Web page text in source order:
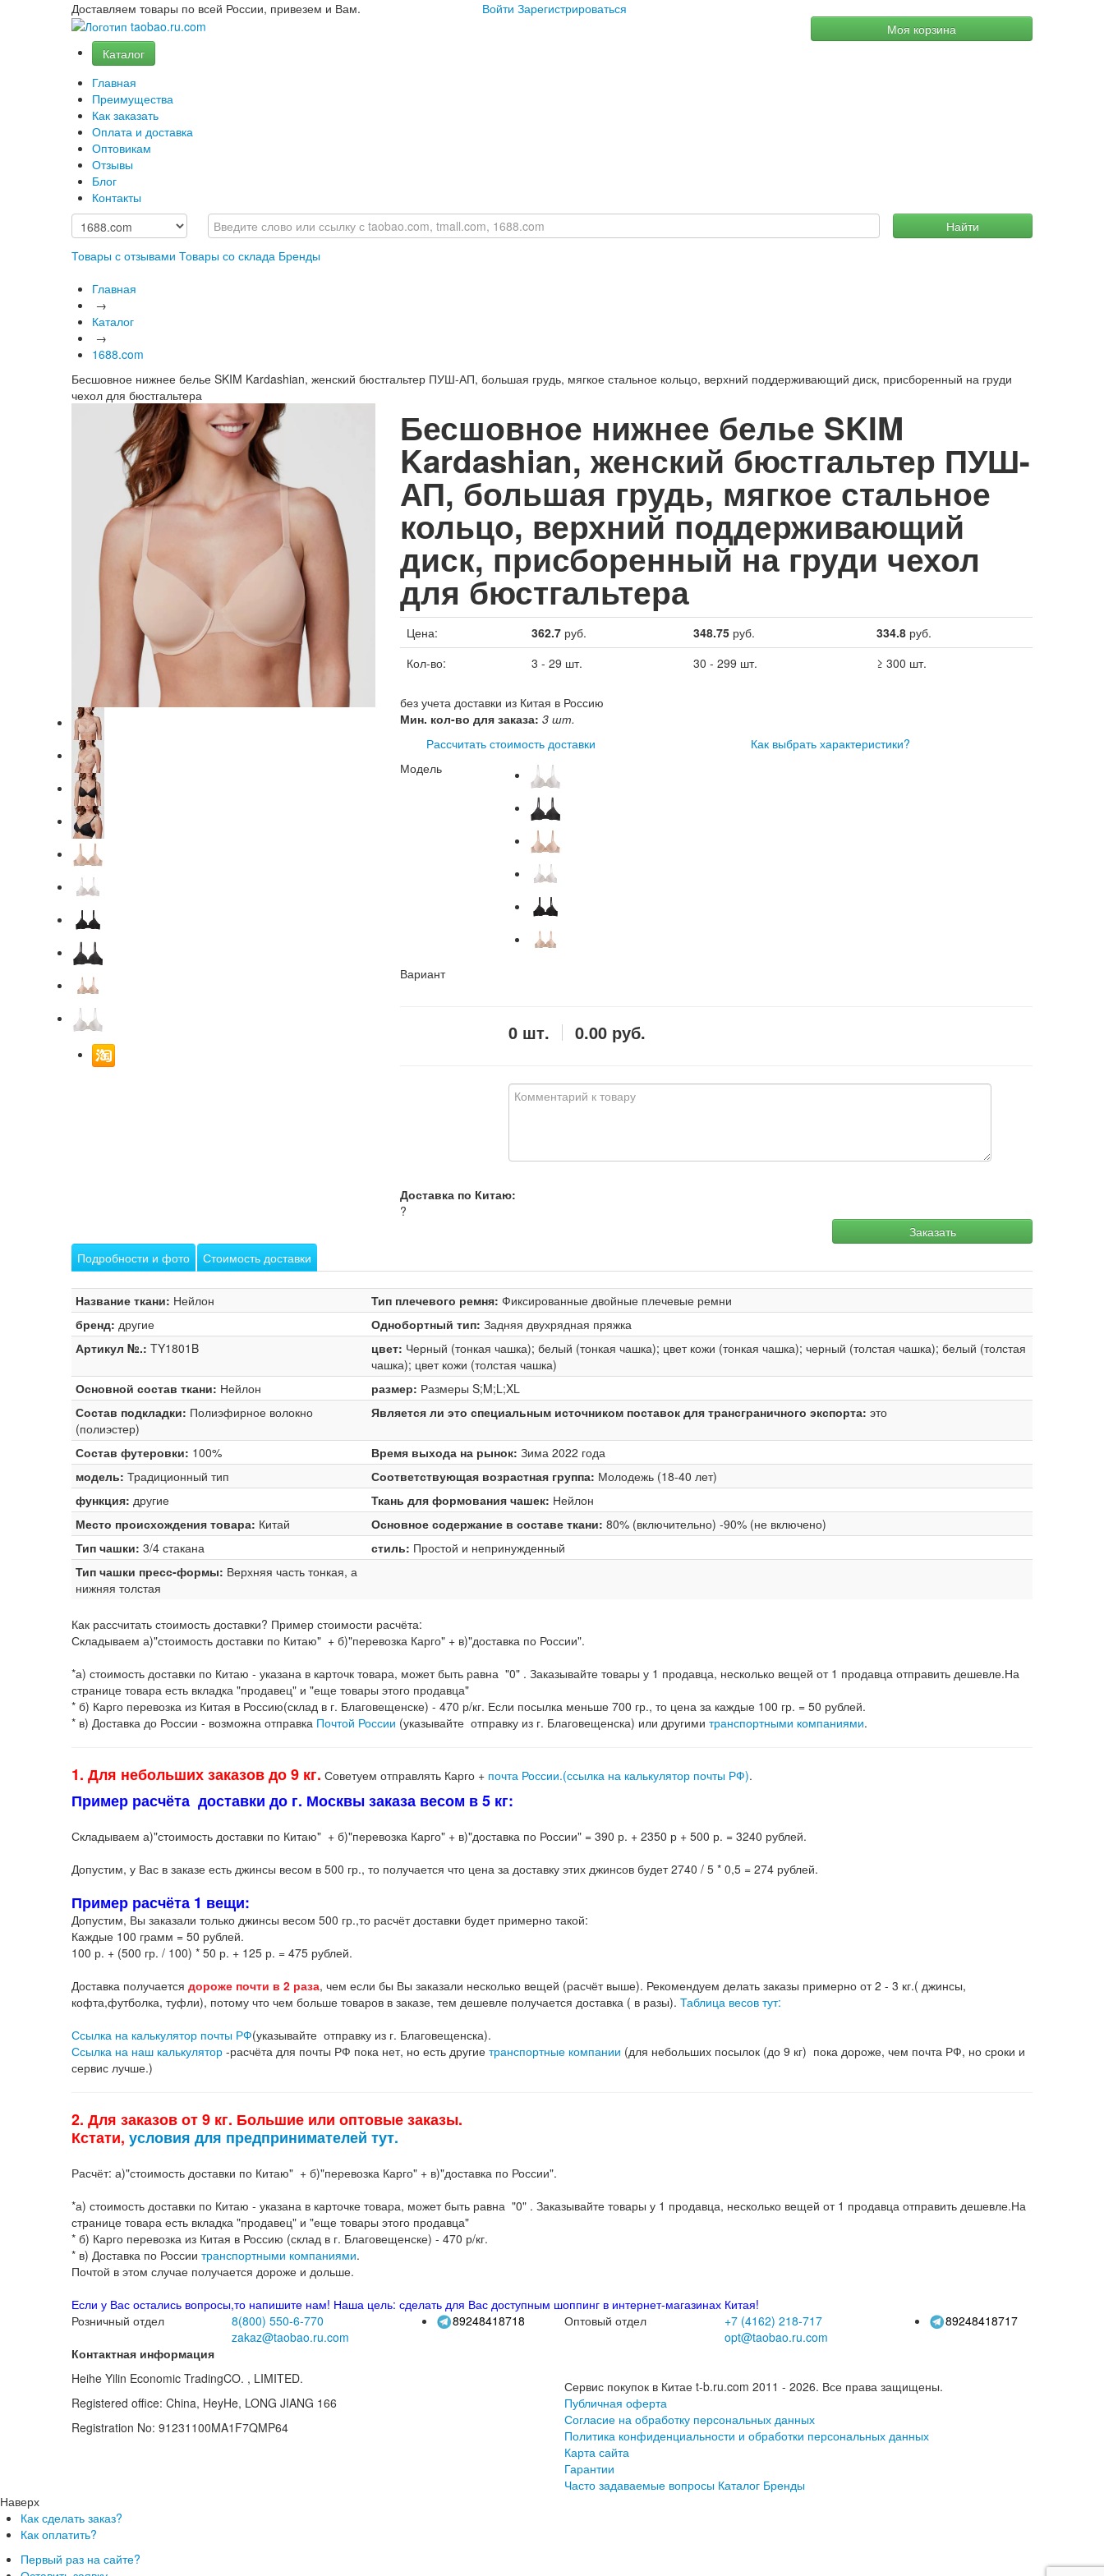
Доставляем товары по всей России, привезем и Вам. Войти Зарегистрироваться
Моя корзина
Каталог
Главная
Преимущества
Как заказать
Оплата и доставка
Оптовикам
Отзывы
Блог
Контакты
Товары с отзывами Товары со склада Бренды
Найти
Главная
→
Каталог
→
1688.com
Бесшовное нижнее белье SKIM Kardashian, женский бюстгальтер ПУШ-АП, большая грудь, мягкое стальное кольцо, верхний поддерживающий диск, присборенный на груди
чехол для бюстгальтера
Бесшовное нижнее белье SKIM
Kardashian, женский бюстгальтер ПУШ-
АП, большая грудь, мягкое стальное
кольцо, верхний поддерживающий
диск, присборенный на груди чехол
для бюстгальтера
Цена: 362.7 руб. 348.75 руб. 334.8 руб.
Кол-во:
3 - 29 шт. 30 - 299 шт. ≥ 300 шт.
без учета доставки из Китая в Россию
Мин. кол-во для заказа: 3 шт.
Рассчитать стоимость доставки
Как выбрать характеристики?
Модель
Вариант
0шт. 0.00руб.
Доставка по Китаю:
?
Заказать
Подробности и фото
Стоимость доставки
Название ткани: Нейлон Тип плечевого ремня: Фиксированные двойные плечевые ремни
бренд: другие Однобортный тип: Задняя двухрядная пряжка
Артикул №.: TY1801B цвет: Черный (тонкая чашка); белый (тонкая чашка); цвет кожи (тонкая чашка); черный (толстая чашка); белый (толстая
чашка); цвет кожи (толстая чашка)
Основной состав ткани: Нейлон размер: Размеры S;M;L;XL
Состав подкладки: Полиэфирное волокно
(полиэстер)
Является ли это специальным источником поставок для трансграничного экспорта: это
Состав футеровки: 100% Время выхода на рынок: Зима 2022 года
модель: Традиционный тип Соответствующая возрастная группа: Молодежь (18-40 лет)
функция: другие Ткань для формования чашек: Нейлон
Место происхождения товара: Китай Основное содержание в составе ткани: 80% (включительно) -90% (не включено)
Тип чашки: 3/4 стакана стиль: Простой и непринужденный
Тип чашки пресс-формы: Верхняя часть тонкая, а
нижняя толстая
Складываем а)"стоимость доставки по Китаю" + б)"перевозка Карго" + в)"доставка по России".
*а) стоимость доставки по Китаю - указана в карточк товара, может быть равна "0" . Заказывайте товары у 1 продавца, несколько вещей от 1 продавца отправить дешевле.На
странице товара есть вкладка "продавец" и "еще товары этого продавца"
* б) Карго перевозка из Китая в Россию(склад в г. Благовещенске) - 470 р/кг. Если посылка меньше 700 гр., то цена за каждые 100 гр. = 50 рублей.
* в) Доставка до России - возможна отправка
(указывайте отправку из г. Благовещенска) или другими транспортными компаниями
1. Для небольших заказов до 9 кг.Советуем отправлять Карго +
Пример расчёта доставки до г. Москвы заказа весом в 5 кг:
Складываем а)"стоимость доставки по Китаю" + б)"перевозка Карго" + в)"доставка по России" = 390 р. + 2350 р + 500 р. = 3240 рублей.
Допустим, у Вас в заказе есть джинсы весом в 500 гр., то получается что цена за доставку этих джинсов будет 2740 / 5 * 0,5 = 274 рублей.
Пример расчёта 1 вещи:
Допустим, Вы заказали только джинсы весом 500 гр.,то расчёт доставки будет примерно такой:
Каждые 100 грамм = 50 рублей.
100 р. + (500 гр. / 100) * 50 р. + 125 р. = 475 рублей.
, чем если бы Вы заказали несколько вещей (расчёт выше). Рекомендуем делать заказы примерно от 2 - 3 кг.( джинсы,
кофта,футболка, туфли), потому что чем больше товаров в заказе, тем дешевле получается доставка ( в разы).
Таблица весов тут:
Ссылка на калькулятор почты РФ
Ссылка на наш калькулятор
сервис лучше.)